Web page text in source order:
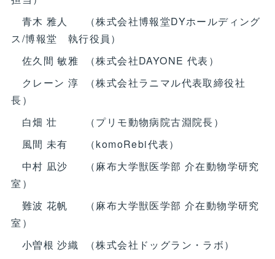
青木 雅人 （株式会社博報堂DYホールディング
ス/博報堂 執行役員）
佐久間 敏雅 （株式会社DAYONE 代表）
クレーン 淳 （株式会社ラニマル代表取締役社
長）
白畑 壮 （プリモ動物病院古淵院長）
風間 未有 （komoRebi代表）
中村 凪沙 （麻布大学獣医学部 介在動物学研究
室）
難波 花帆 （麻布大学獣医学部 介在動物学研究
室）
小曽根 沙織 （株式会社ドッグラン・ラボ）